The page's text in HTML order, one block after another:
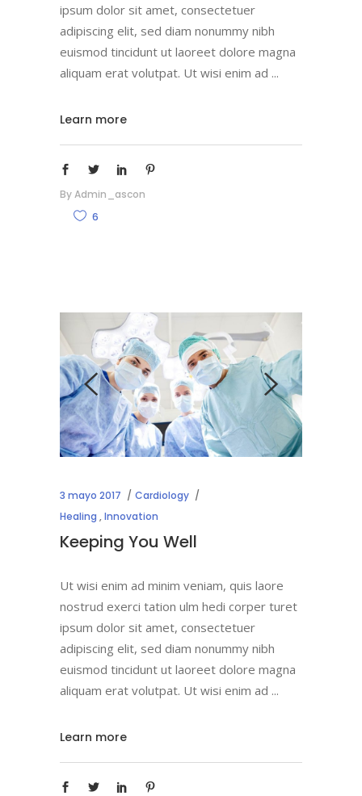
ipsum dolor sit amet, consectetuer
adipiscing elit, sed diam nonummy nibh
euismod tincidunt ut laoreet dolore magna
aliquam erat volutpat. Ut wisi enim ad
Learn more
ByAdmin_ascon
6
3 mayo 2017
Cardiology
Healing ,Innovation
Keeping You Well
Ut wisi enim ad minim veniam, quis laore
nostrud exerci tation ulm hedi corper turet
ipsum dolor sit amet, consectetuer
adipiscing elit, sed diam nonummy nibh
euismod tincidunt ut laoreet dolore magna
aliquam erat volutpat. Ut wisi enim ad
Learn more